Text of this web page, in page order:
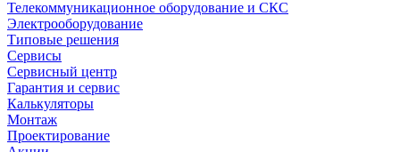
Телекоммуникационное оборудование и СКС
Электрооборудование
Типовые решения
Сервисы
Сервисный центр
Гарантия и сервис
Калькуляторы
Монтаж
Проектирование